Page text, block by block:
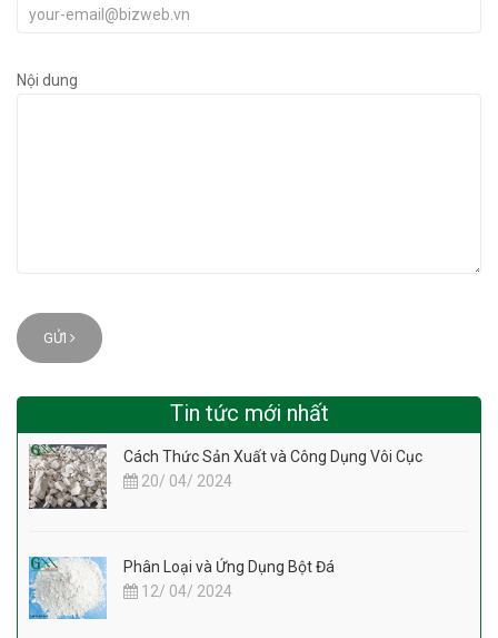
Nội dung
GỬI
Tin tức mới nhất
Cách Thức Sản Xuất và Công Dụng Vôi Cục
20/ 04/ 2024
Phân Loại và Ứng Dụng Bột Đá
12/ 04/ 2024